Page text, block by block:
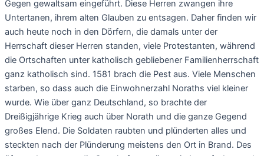
Gegen gewaltsam eingeführt. Diese Herren zwangen ihre
Untertanen, ihrem alten Glauben zu entsagen. Daher finden wir
auch heute noch in den Dörfern, die damals unter der
Herrschaft dieser Herren standen, viele Protestanten, während
die Ortschaften unter katholisch gebliebener Familienherrschaft
ganz katholisch sind. 1581 brach die Pest aus. Viele Menschen
starben, so dass auch die Einwohnerzahl Noraths viel kleiner
wurde. Wie über ganz Deutschland, so brachte der
Dreißigjährige Krieg auch über Norath und die ganze Gegend
großes Elend. Die Soldaten raubten und plünderten alles und
steckten nach der Plünderung meistens den Ort in Brand. Des